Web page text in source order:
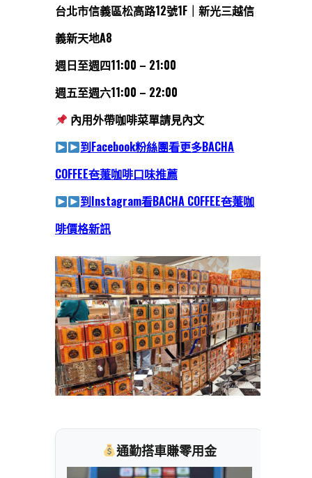
台北市信義區松高路12號1F｜新光三越信
義新天地A8
週日至週四11:00 – 21:00
週五至週六11:00 – 22:00
內用外帶咖啡菜單請見內文
到Facebook粉絲團看更多BACHA
COFFEE夿萐咖啡口味推薦
到Instagram看BACHA COFFEE夿萐咖
啡價格新訊
通勤搭車賺零用金